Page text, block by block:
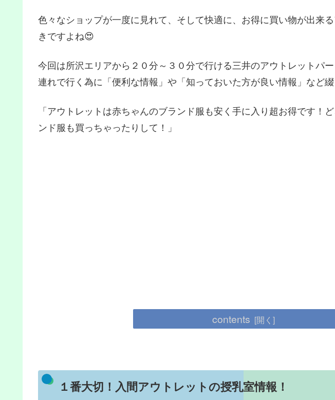
色々なショップが一度に見れて、そして快適に、お得に買い物が出来
きですよね😍
今回は所沢エリアから２０分～３０分で行ける三井のアウトレットパ
連れで行く為に「便利な情報」や「知っておいた方が良い情報」など
「アウトレットは赤ちゃんのブランド服も安く手に入り超お得です！
ンド服も買っちゃったりして！」
contents
１番大切！入間アウトレットの授乳室情報！